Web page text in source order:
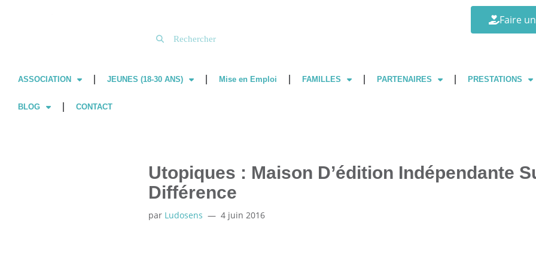
Faire
ASSOCIATION JEUNES (18-30 ANS) Mise en Emploi FAMILLES PARTENAIRES PRESTATIONS
BLOG CONTACT
Utopiques : Maison D’édition Indépendante
Différence
par Ludosens 4 juin 2016